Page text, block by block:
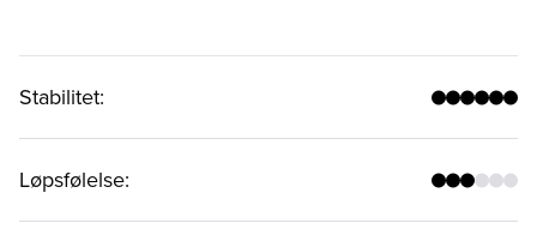
Stabilitet:
Løpsfølelse: